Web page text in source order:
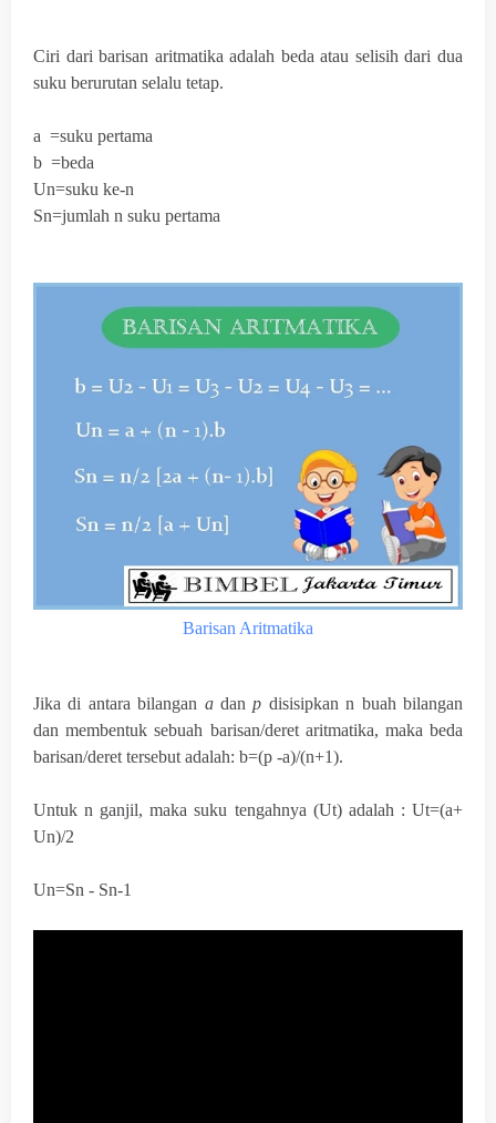
Ciri dari barisan aritmatika adalah beda atau selisih dari dua
suku berurutan selalu tetap.
a =suku pertama
b =beda
Un=suku ke-n
Sn=jumlah n suku pertama
Barisan Aritmatika
Jika di antara bilangan adanp disisipkan n buah bilangan
dan membentuk sebuah barisan/deret aritmatika, maka beda
barisan/deret tersebut adalah: b=(p -a)/(n+1).
Untuk n ganjil, maka suku tengahnya (Ut) adalah : Ut=(a+
Un)/2
Un=Sn - Sn-1